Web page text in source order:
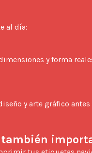
al día:
y forma
y arte gráfico
también